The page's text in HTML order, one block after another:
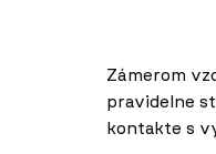
Zámerom
pravidelne
kontakte s